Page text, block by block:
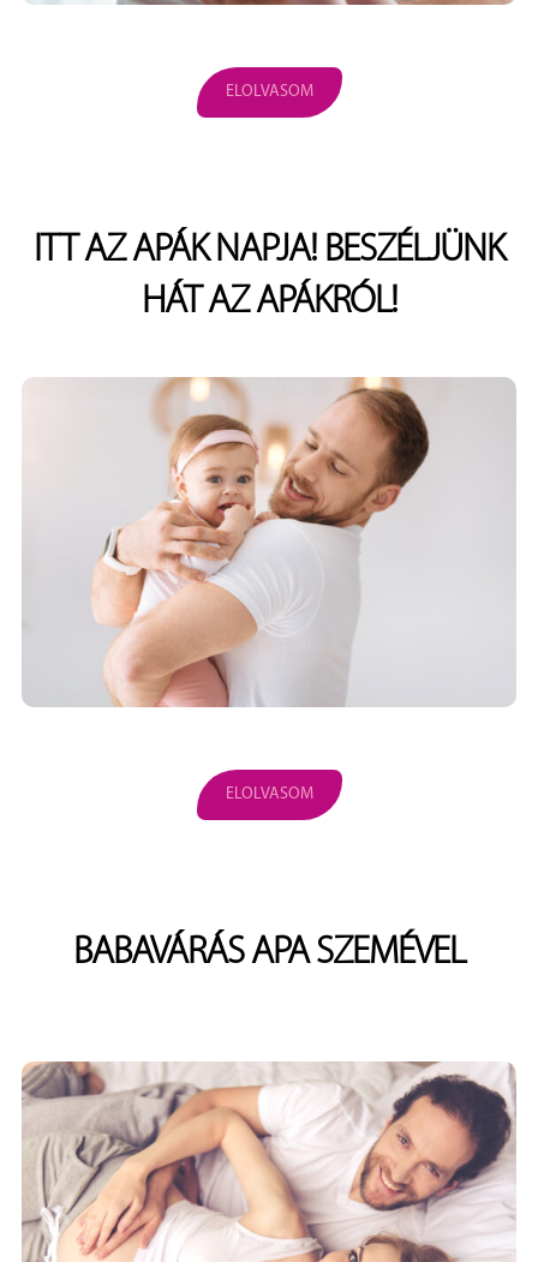
ELOLVASOM
ITT AZ APÁK NAPJA! BESZÉLJÜNK
HÁT AZ APÁKRÓL!
ELOLVASOM
BABAVÁRÁS APA SZEMÉVEL